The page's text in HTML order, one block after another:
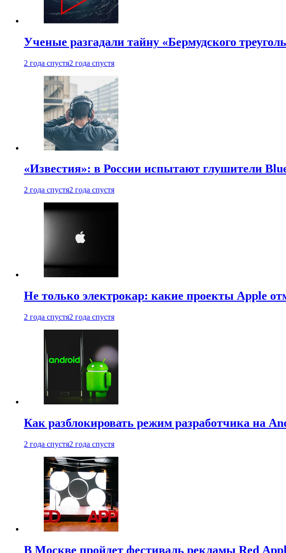
Ученые разгадали тайну «Бермудского
2 года спустя2 года спустя
«Известия»: в России испытают глушители
2 года спустя2 года спустя
Не только электрокар: какие проекты Apple
2 года спустя2 года спустя
Как разблокировать режим разработчика на
2 года спустя2 года спустя
В Москве пройдет фестиваль рекламы Red